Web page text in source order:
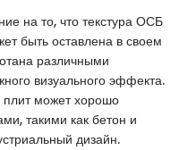
на то, что текстура ОСБ
быть оставлена в своем
различными
визуального эффекта.
плит может хорошо
такими как бетон и
дизайн.